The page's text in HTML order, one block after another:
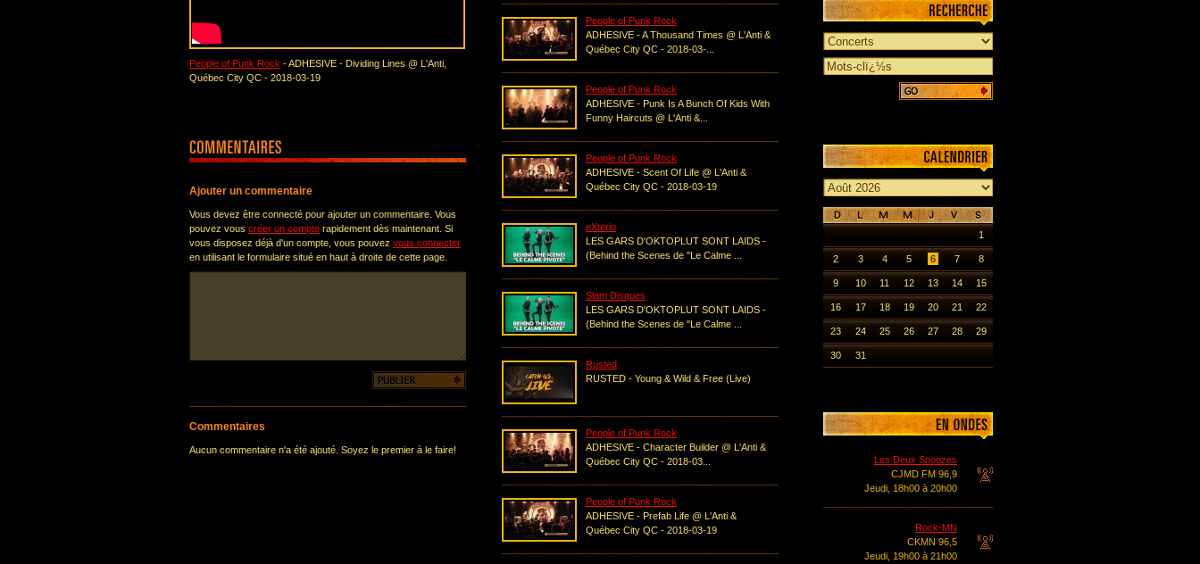
People of Punk Rock - ADHESIVE - Dividing Lines @ L'Anti,
Québec City QC - 2018-03-19
Ajouter un commentaire
Vous devez être connecté pour ajouter un commentaire. Vous
pouvez vous créer un compte rapidement dès maintenant. Si
vous disposez déjà d'un compte, vous pouvez vous connecter
en utilisant le formulaire situé en haut à droite de cette page.
Commentaires
Aucun commentaire n'a été ajouté. Soyez le premier à le faire!
People of Punk Rock
ADHESIVE - A Thousand Times @ L'Anti &
Québec City QC - 2018-03-...
People of Punk Rock
ADHESIVE - Punk Is A Bunch Of Kids With
Funny Haircuts @ L'Anti &...
People of Punk Rock
ADHESIVE - Scent Of Life @ L'Anti &
Québec City QC - 2018-03-19
eXterio
LES GARS D'OKTOPLUT SONT LAIDS -
(Behind the Scenes de "Le Calme ...
Slam Disques
LES GARS D'OKTOPLUT SONT LAIDS -
(Behind the Scenes de "Le Calme ...
Rusted
RUSTED - Young & Wild & Free (Live)
People of Punk Rock
ADHESIVE - Character Builder @ L'Anti &
Québec City QC - 2018-03...
People of Punk Rock
ADHESIVE - Prefab Life @ L'Anti &
Québec City QC - 2018-03-19
1
2 3 4 5 6 7 8
9 10 11 12 13 14 15
16 17 18 19 20 21 22
23 24 25 26 27 28 29
30 31
Les Deux Snoozes
CJMD FM 96,9
Jeudi, 18h00 à 20h00
Rock-MN
CKMN 96,5
Jeudi, 19h00 à 21h00